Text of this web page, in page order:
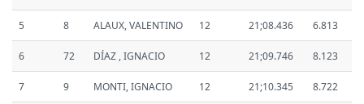
5 8 ALAUX, VALENTINO 12 21;08.436 6.813
6 72 DÍAZ , IGNACIO 12 21;09.746 8.123
7 9 MONTI, IGNACIO 12 21;10.345 8.722